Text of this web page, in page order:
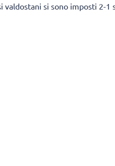
si sono imposti 2-1